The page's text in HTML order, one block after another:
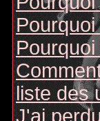
liste des
J'ai